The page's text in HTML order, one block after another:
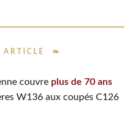
ARTICLE
couvre plus de 70 ans
W136 aux coupés C126